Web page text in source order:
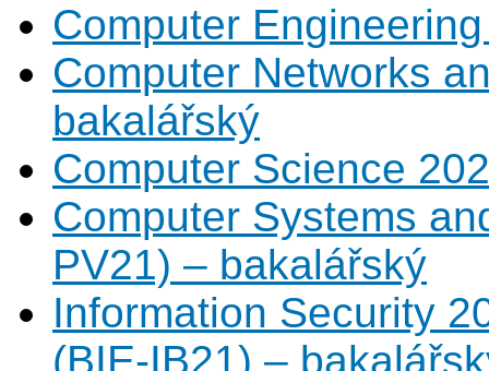
Computer
Computer Networks
bakalářský
Computer Science
Computer Systems
PV21) – bakalářský
Information Security
(BIE-IB21) –